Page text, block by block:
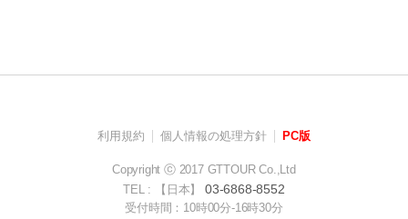
利用規約 個人情報の処理方針 PC版
Copyright ⓒ 2017 GTTOUR Co.,Ltd
TEL : 【日本】03-6868-8552
受付時間：10時00分-16時30分